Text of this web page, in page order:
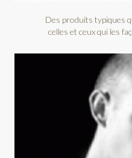
Des produits typiques
celles et ceux qui les